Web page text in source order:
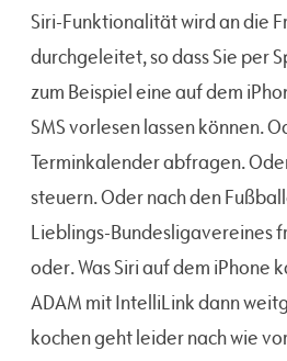
Siri-Funktionalität wird an die
durchgeleitet, so dass Sie per
zum Beispiel eine auf dem
SMS vorlesen lassen können.
Terminkalender abfragen.
steuern. Oder nach den
Lieblings-Bundesligavereines
oder. Was Siri auf dem iPhone
ADAM mit IntelliLink dann
kochen geht leider nach wie